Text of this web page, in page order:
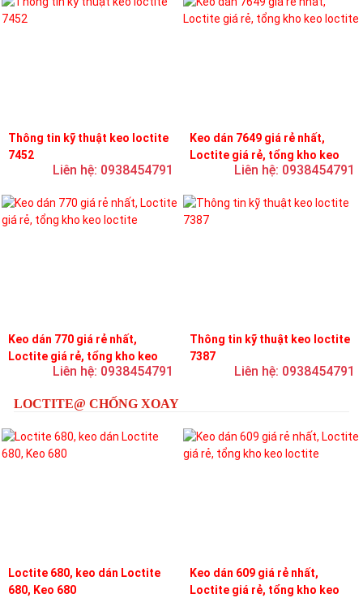
Thông tin kỹ thuật keo loctite
7452
Liên hệ: 0938454791
Keo dán 7649 giá rẻ nhất,
Loctite giá rẻ, tổng kho keo
Liên hệ: 0938454791
Keo dán 770 giá rẻ nhất,
Loctite giá rẻ, tổng kho keo
Liên hệ: 0938454791
Thông tin kỹ thuật keo loctite
7387
Liên hệ: 0938454791
LOCTITE@ CHỐNG XOAY
Loctite 680, keo dán Loctite
680, Keo 680
Keo dán 609 giá rẻ nhất,
Loctite giá rẻ, tổng kho keo